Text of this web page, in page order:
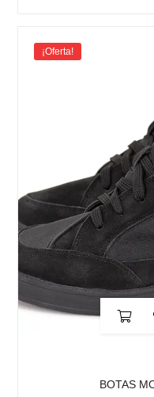
¡Oferta!
BOTAS